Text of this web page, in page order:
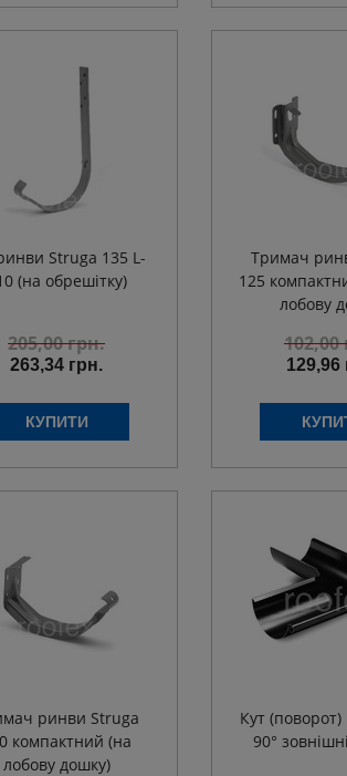
Struga 135 L-
(на обрешітку)
205,00грн.
263,34 грн.
Тримач
125
лобову
102,00
129,96
ринви Struga
компактний (на
лобову дошку)
Кут
90°